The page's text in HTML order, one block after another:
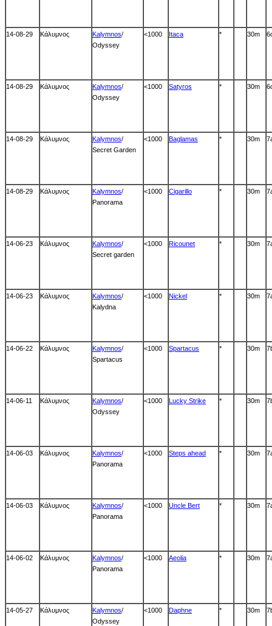
14-08-29 Κάλυμνος Kalymnos/
Odyssey
<1000 Itaca * 30m
14-08-29 Κάλυμνος Kalymnos/
Odyssey
<1000 Satyros * 30m
14-08-29 Κάλυμνος Kalymnos/
Secret Garden
<1000 Baglamas * 30m
14-08-29 Κάλυμνος Kalymnos/
Panorama
<1000 Cigarillo * 30m
14-06-23 Κάλυμνος Kalymnos/
Secret garden
<1000 Ricounet * 30m
14-06-23 Κάλυμνος Kalymnos/
Kalydna
<1000 Nickel * 30m
14-06-22 Κάλυμνος Kalymnos/
Spartacus
<1000 Spartacus * 30m
14-06-11 Κάλυμνος Kalymnos/
Odyssey
<1000 Lucky Strike * 30m
14-06-03 Κάλυμνος Kalymnos/
Panorama
<1000 Steps ahead * 30m
14-06-03 Κάλυμνος Kalymnos/
Panorama
<1000 Uncle Bert * 30m
14-06-02 Κάλυμνος Kalymnos/
Panorama
<1000 Aeolia * 30m
14-05-27 Κάλυμνος Kalymnos/
Odyssey
<1000 Daphne * 30m